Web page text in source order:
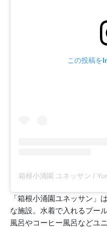
この投稿を
「箱根小涌園ユネッサン」
な施設。水着で入れるプー
風呂やコーヒー風呂などユ